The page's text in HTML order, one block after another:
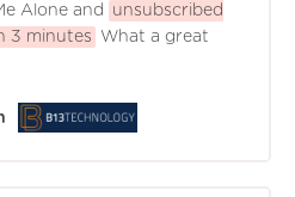
Alone and
unsubscribed
3 minutes
What a great